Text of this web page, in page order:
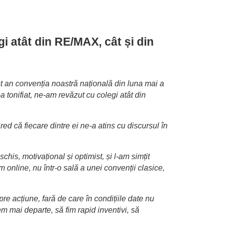
atât din RE/MAX, cât și din
an convenția noastră națională din luna mai a
tonifiat, ne-am revăzut cu colegi atât din
că fiecare dintre ei ne-a atins cu discursul în
motivațional și optimist, și l-am simțit
online, nu într-o sală a unei convenții clasice,
acțiune, fară de care în condițiile date nu
mai departe, să fim rapid inventivi, să